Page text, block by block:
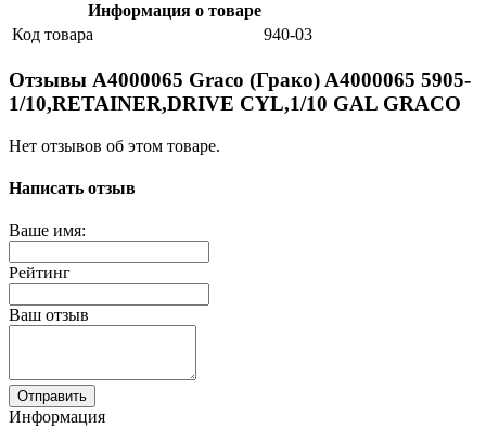
Информация о товаре
Код товара
940-03
Отзывы A4000065 Graco (Грако) A4000065 5905-
1/10,RETAINER,DRIVE CYL,1/10 GAL GRACO
Нет отзывов об этом товаре.
Написать отзыв
Ваше имя:
Рейтинг
Ваш отзыв
Отправить
Информация